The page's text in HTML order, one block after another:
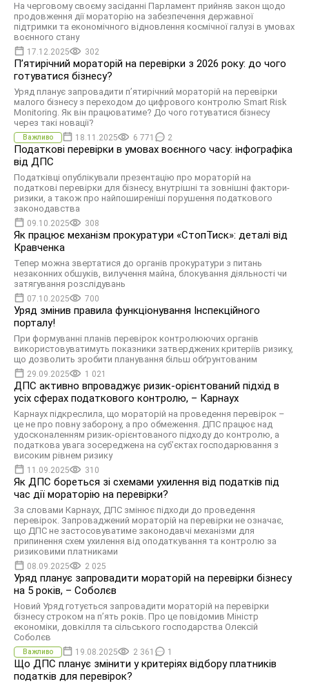
На черговому своєму засіданні Парламент прийняв закон щодо
продовження дії мораторію на забезпечення державної
підтримки та економічного відновлення космічної галузі в умовах
воєнного стану
17.12.2025 302
П’ятирічний мораторій на перевірки з 2026 року: до чого
готуватися бізнесу?
Уряд планує запровадити п’ятирічний мораторій на перевірки
малого бізнесу з переходом до цифрового контролю Smart Risk
Monitoring. Як він працюватиме? До чого готуватися бізнесу
через такі новації?
Важливо 18.11.2025 6 771 2
Податкові перевірки в умовах воєнного часу: інфографіка
від ДПС
Податківці опублікували презентацію про мораторій на
податкові перевірки для бізнесу, внутрішні та зовнішні фактори-
ризики, а також про найпоширеніші порушення податкового
законодавства
09.10.2025 308
Як працює механізм прокуратури «СтопТиск»: деталі від
Кравченка
Тепер можна звертатися до органів прокуратури з питань
незаконних обшуків, вилучення майна, блокування діяльності чи
затягування розслідувань
07.10.2025 700
Уряд змінив правила функціонування Інспекційного
порталу!
При формуванні планів перевірок контролюючих органів
використовуватимуть показники затверджених критеріїв ризику,
що дозволить зробити планування більш обґрунтованим
29.09.2025 1 021
ДПС активно впроваджує ризик-орієнтований підхід в
усіх сферах податкового контролю, – Карнаух
Карнаух підкреслила, що мораторій на проведення перевірок –
це не про повну заборону, а про обмеження. ДПС працює над
удосконаленням ризик-орієнтованого підходу до контролю, а
податкова увага зосереджена на суб’єктах господарювання з
високим рівнем ризику
11.09.2025 310
Як ДПС бореться зі схемами ухилення від податків під
час дії мораторію на перевірки?
За словами Карнаух, ДПС змінює підходи до проведення
перевірок. Запроваджений мораторій на перевірки не означає,
що ДПС не застосовуватиме законодавчі механізми для
припинення схем ухилення від оподаткування та контролю за
ризиковими платниками
08.09.2025 2 025
Уряд планує запровадити мораторій на перевірки бізнесу
на 5 років, – Соболєв
Новий Уряд готується запровадити мораторій на перевірки
бізнесу строком на п’ять років. Про це повідомив Міністр
економіки, довкілля та сільського господарства Олексій
Соболєв
Важливо 19.08.2025 2 361 1
Що ДПС планує змінити у критеріях відбору платників
податків для перевірок?